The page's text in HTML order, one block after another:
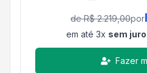
de R$2.219,00por
em até 3x sem
Fazer